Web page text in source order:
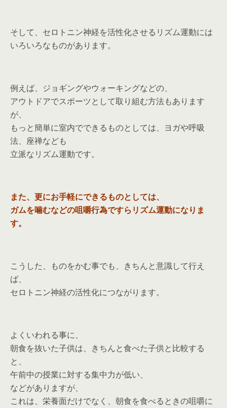
そして、セロトニン神経を活性化させるリズム運動には
いろいろなものがあります。
例えば、ジョギングやウォーキングなどの、
アウトドアでスポーツとして取り組む方法もあります
が、
もっと簡単に室内でできるものとしては、ヨガや呼吸
法、座禅なども
立派なリズム運動です。
また、更にお手軽にできるものとしては、
ガムを噛むなどの咀嚼行為ですらリズム運動になりま
す。
こうした、ものをかむ事でも、きちんと意識して行え
ば、
セロトニン神経の活性化につながります。
よくいわれる事に、
朝食を抜いた子供は、きちんと食べた子供と比較する
と、
午前中の授業に対する集中力が低い、
などがありますが、
これは、栄養面だけでなく、朝食を食べるときの咀嚼に